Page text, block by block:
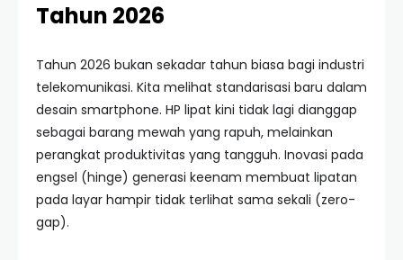
Tahun 2026
Tahun 2026 bukan sekadar tahun biasa bagi industri
telekomunikasi. Kita melihat standarisasi baru dalam
desain smartphone. HP lipat kini tidak lagi dianggap
sebagai barang mewah yang rapuh, melainkan
perangkat produktivitas yang tangguh. Inovasi pada
engsel (hinge) generasi keenam membuat lipatan
pada layar hampir tidak terlihat sama sekali (zero-
gap).